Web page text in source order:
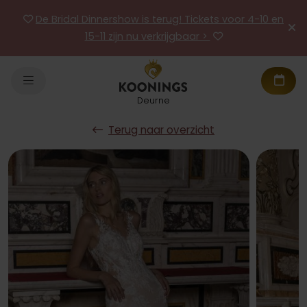
De Bridal Dinnershow is terug! Tickets voor 4-10 en
15-11 zijn nu verkrijgbaar >
Deurne
Terug naar overzicht